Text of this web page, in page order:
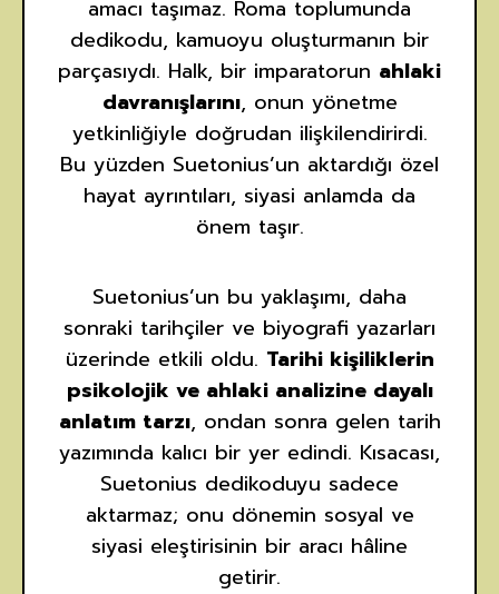
amacı taşımaz. Roma toplumunda
dedikodu, kamuoyu oluşturmanın bir
parçasıydı. Halk, bir imparatorun ahlaki
davranışlarını, onun yönetme
yetkinliğiyle doğrudan ilişkilendirirdi.
Bu yüzden Suetonius’un aktardığı özel
hayat ayrıntıları, siyasi anlamda da
önem taşır.
Suetonius’un bu yaklaşımı, daha
sonraki tarihçiler ve biyografi yazarları
üzerinde etkili oldu. Tarihi kişiliklerin
psikolojik ve ahlaki analizine dayalı
anlatım tarzı, ondan sonra gelen tarih
yazımında kalıcı bir yer edindi. Kısacası,
Suetonius dedikoduyu sadece
aktarmaz; onu dönemin sosyal ve
siyasi eleştirisinin bir aracı hâline
getirir.